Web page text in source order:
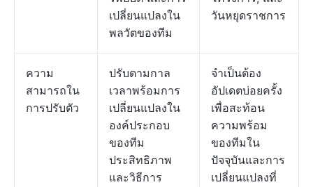
เปลี่ยนแปลงใน
พลวัตของทีม
วันหยุดราชการ
ความ
สามารถใน
การปรับตัว
ปรับตามกาล
เวลาพร้อมการ
เปลี่ยนแปลงใน
องค์ประกอบ
ของทีม
ประสิทธิภาพ
และวิธีการ
จำเป็นต้อง
อัปเดตบ่อยครั้ง
เพื่อสะท้อน
ความพร้อม
ของทีมใน
ปัจจุบันและการ
เปลี่ยนแปลงที่